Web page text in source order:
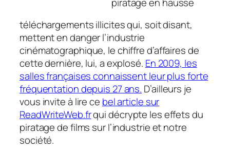
téléchargements illicites qui, soit disant,
mettent en danger l’industrie
cinématographique, le chiffre d’affaires de
cette dernière, lui, a explosé. En 2009, les
salles françaises connaissent leur plus forte
fréquentation depuis 27 ans. D’ailleurs je
vous invite à lire ce bel article sur
ReadWriteWeb.frqui décrypte les effets du
piratage de films sur l’industrie et notre
société.